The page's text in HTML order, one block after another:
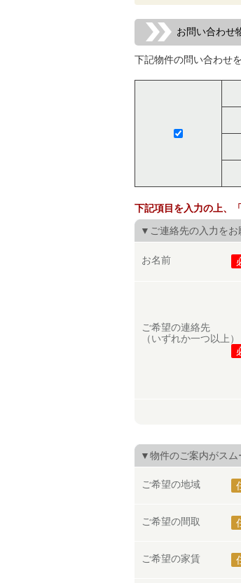
お問い合わせ
下記物件の問い合わせ
下記項目を入力の上、
▼ご連絡先の入力をお
お名前
ご希望の連絡先
（いずれか一つ以上）
▼物件のご案内がスム
ご希望の地域
ご希望の間取
ご希望の家賃